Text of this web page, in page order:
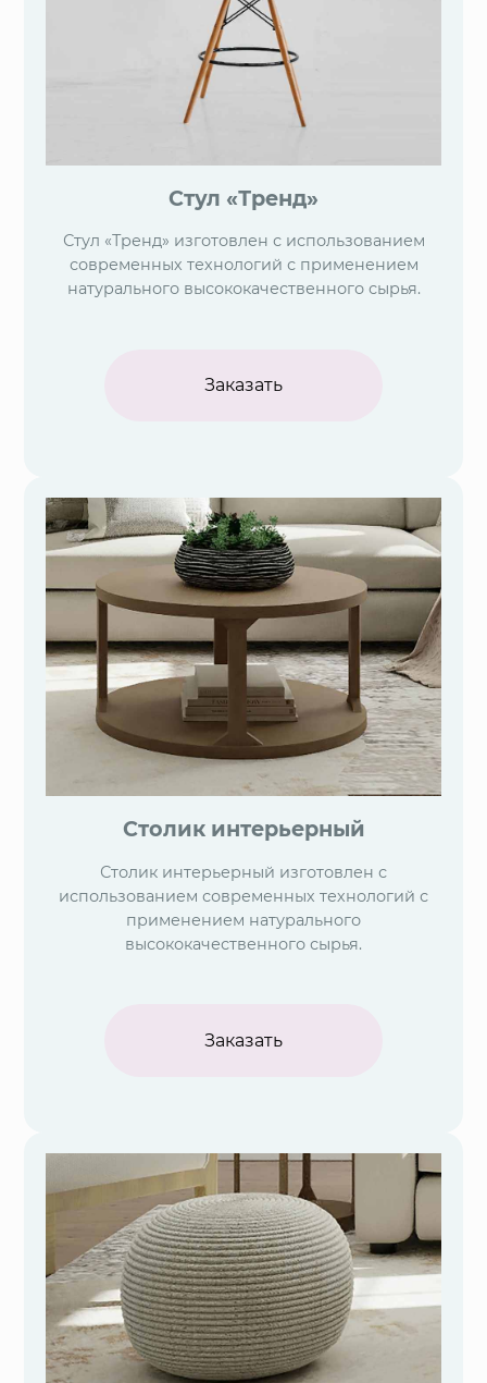
Стул «Тренд»
Стул «Тренд» изготовлен с использованием
современных технологий с применением
натурального высококачественного сырья.
Заказать
Столик интерьерный
Столик интерьерный изготовлен с
использованием современных технологий с
применением натурального
высококачественного сырья.
Заказать